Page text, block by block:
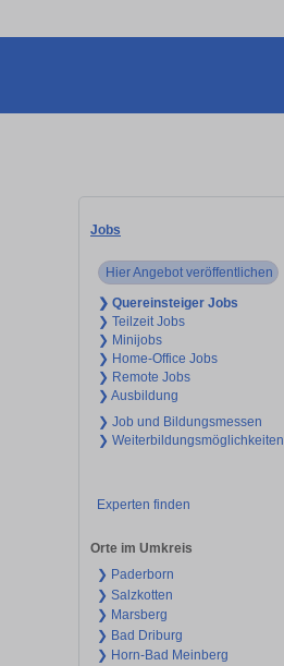
Jobs
Hier Angebot veröffentlichen
❯ Quereinsteiger Jobs
❯ Teilzeit Jobs
❯ Minijobs
❯ Home-Office Jobs
❯ Remote Jobs
❯ Ausbildung
❯ Job und Bildungsmessen
❯ Weiterbildungsmöglichkeiten
Experten finden
Orte im Umkreis
❯ Paderborn
❯ Salzkotten
❯ Marsberg
❯ Bad Driburg
❯ Horn-Bad Meinberg